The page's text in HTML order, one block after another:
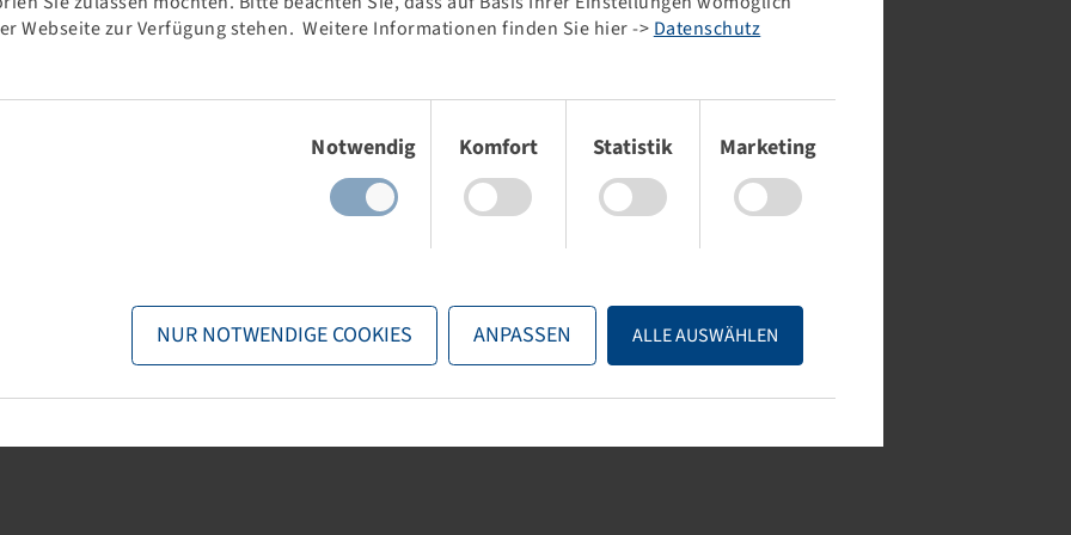
Webseite zur Verfügung stehen. Weitere Informationen finden Sie hier -> Datenschutz
Notwendig
Komfort Statistik Marketing
NUR NOTWENDIGE COOKIES ANPASSEN ALLE AUSWÄHLEN